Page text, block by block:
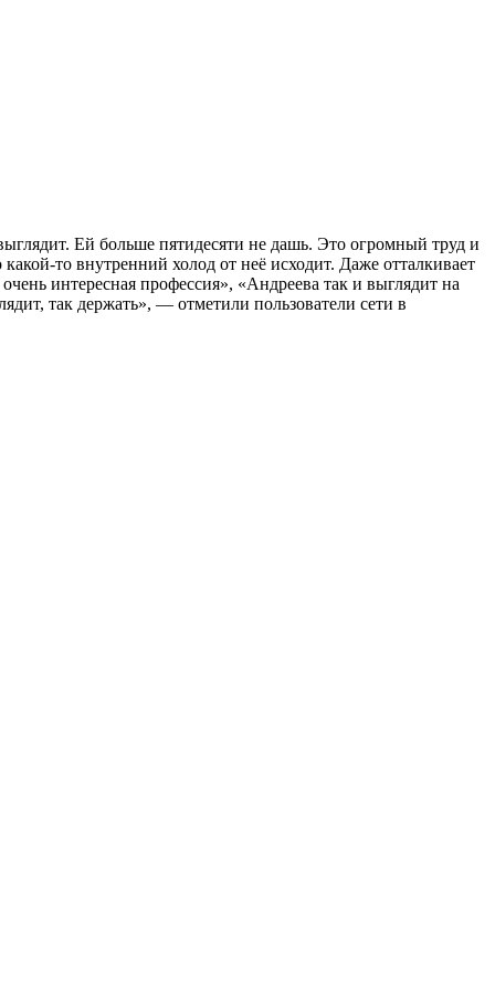
Ей больше пятидесяти не дашь. Это огромный труд и
то внутренний холод от неё исходит. Даже отталкивает
интересная профессия», «Андреева так и выглядит на
так держать», — отметили пользователи сети в